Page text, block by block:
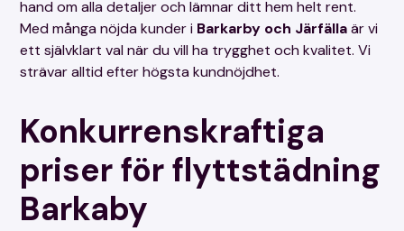
hand om alla detaljer och lämnar ditt hem helt rent.
Med många nöjda kunder i Barkarby och Järfällaär vi
ett självklart val när du vill ha trygghet och kvalitet. Vi
strävar alltid efter högsta kundnöjdhet.
Konkurrenskraftiga
priser för flyttstädning
Barkaby